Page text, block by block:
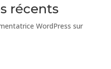
récents
WordPress sur